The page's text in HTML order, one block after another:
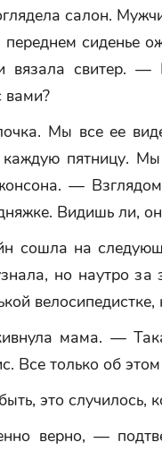
салон.
сиденье
вязала свитер. —
вами?
Мы все ее
каждую пятницу.
—
Видишь ли,
сошла на
но наутро за
велосипедистке,
мама. —
Все только об
это случилось,
верно, —